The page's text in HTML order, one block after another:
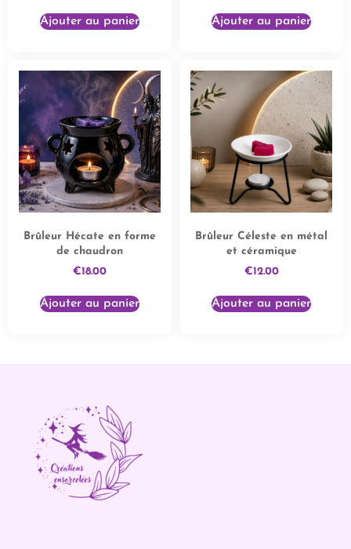
Ajouter au panier Ajouter au panier
Brûleur Hécate en forme
de chaudron
€18.00
Ajouter au panier
Brûleur Céleste en métal
et céramique
€12.00
Ajouter au panier